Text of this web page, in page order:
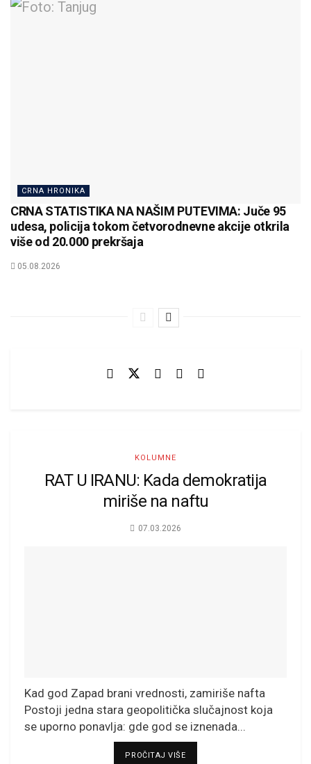
CRNA HRONIKA
CRNA STATISTIKA NA NAŠIM PUTEVIMA: Juče 95
udesa, policija tokom četvorodnevne akcije otkrila
više od 20.000 prekršaja
05.08.2026
KOLUMNE
RAT U IRANU: Kada demokratija
miriše na naftu
07.03.2026
Kad god Zapad brani vrednosti, zamiriše nafta
Postoji jedna stara geopolitička slučajnost koja
se uporno ponavlja: gde god se iznenada...
PROČITAJ VIŠEDETAILS